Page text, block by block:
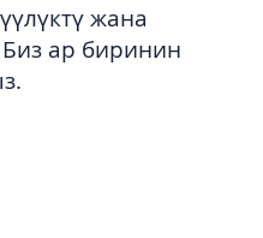
жана
ар биринин